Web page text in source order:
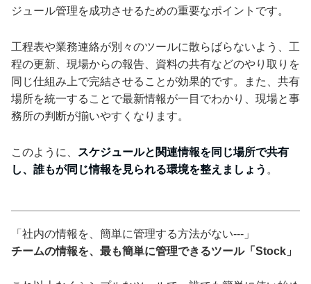
ジュール管理を成功させるための重要なポイントです。
工程表や業務連絡が別々のツールに散らばらないよう、工
程の更新、現場からの報告、資料の共有などのやり取りを
同じ仕組み上で完結させることが効果的です。また、共有
場所を統一することで最新情報が一目でわかり、現場と事
務所の判断が揃いやすくなります。
このように、
スケジュールと関連情報を同じ場所で共有
し、誰もが同じ情報を見られる環境を整えましょう 。
「社内の情報を、簡単に管理する方法がない---」
チームの情報を、最も簡単に管理できるツール「Stock」